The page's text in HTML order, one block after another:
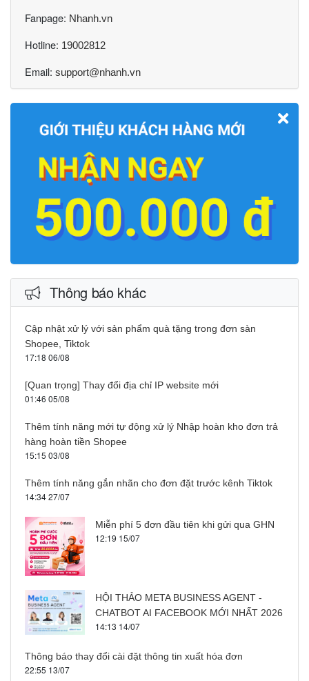
Fanpage: Nhanh.vn
Hotline: 19002812
Email: support@nhanh.vn
Thông báo khác
Cập nhật xử lý với sản phẩm quà tặng trong đơn sàn
Shopee, Tiktok
17:18 06/08
[Quan trọng] Thay đổi địa chỉ IP website mới
01:46 05/08
Thêm tính năng mới tự động xử lý Nhập hoàn kho đơn trả
hàng hoàn tiền Shopee
15:15 03/08
Thêm tính năng gắn nhãn cho đơn đặt trước kênh Tiktok
14:34 27/07
Miễn phí 5 đơn đầu tiên khi gửi qua GHN
12:19 15/07
HỘI THẢO META BUSINESS AGENT -
CHATBOT AI FACEBOOK MỚI NHẤT 2026
14:13 14/07
Thông báo thay đổi cài đặt thông tin xuất hóa đơn
22:55 13/07